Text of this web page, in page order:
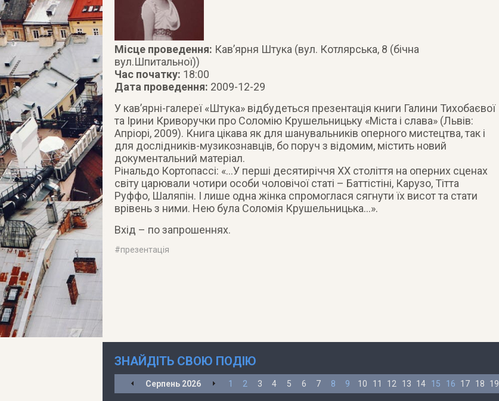
Місце проведення: Кав’ярня Штука (вул. Котлярська, 8 (бічна
вул.Шпитальної))
Час початку: 18:00
Дата проведення: 2009-12-29
У кав’ярні-галереї «Штука» відбудеться презентація книги Галини Тихобаєвої
та Ірини Криворучки про Соломію Крушельницьку «Міста і слава» (Львів:
Апріорі, 2009). Книга цікава як для шанувальників оперного мистецтва, так і
для дослідників-музикознавців, бо поруч з відомим, містить новий
документальний матеріал.
Рінальдо Кортопассі: «…У перші десятиріччя ХХ століття на оперних сценах
світу царювали чотири особи чоловічої статі – Баттістіні, Карузо, Тітта
Руффо, Шаляпін. І лише одна жінка спромоглася сягнути їх висот та стати
врівень з ними. Нею була Соломія Крушельницька…».
Вхід – по запрошеннях.
#презентація
ЗНАЙДІТЬ СВОЮ ПОДІЮ
Серпень 2026 1 2 3 4 5 6 7 8 9 10 11 12 13 14 15 16 17 18 19